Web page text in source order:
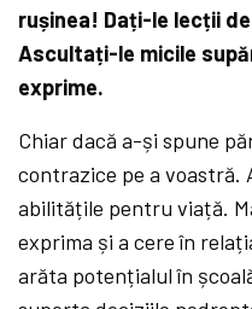
rușinea! Dați-le lecții
Ascultați-le micile
exprime.
Chiar dacă a-și spune
contrazice pe a voastră.
abilitățile pentru viață.
exprima și a cere în
arăta potențialul în